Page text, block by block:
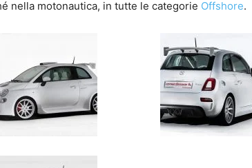
nella motonautica, in tutte le categorie Offshore.